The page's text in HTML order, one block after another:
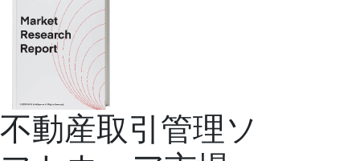
不動産取引管理ソ